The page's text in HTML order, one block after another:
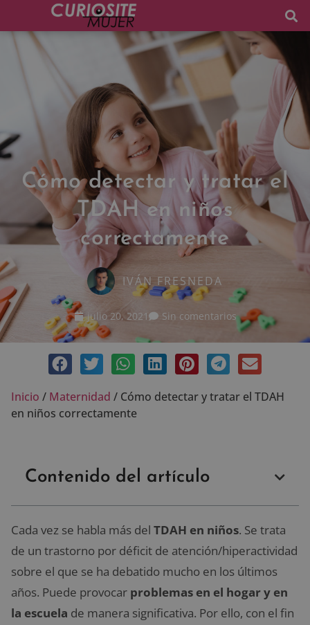
Cómo detectar y tratar el
TDAH en niños
correctamente
IVÁN FRESNEDA
julio 20, 2021 Sin comentarios
Inicio / Maternidad / Cómo detectar y tratar el TDAH
en niños correctamente
Contenido del artículo
Cada vez se habla más del TDAH en niños. Se trata
de un trastorno por déficit de atención/hiperactividad
sobre el que se ha debatido mucho en los últimos
años. Puede provocar problemas en el hogar y en
la escuela de manera significativa. Por ello, con el fin